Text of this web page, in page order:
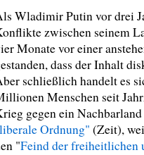
Wladimir Putin vor drei
zwischen seinem
Monate vor einer
dass der Inhalt
schließlich handelt es
Menschen seit
gegen ein
Ordnung" (Zeit),
"Feind der freiheitlichen